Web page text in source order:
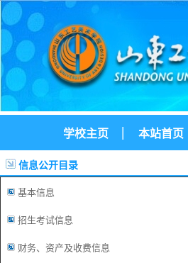
学校主页 | 本站首页
信息公开目录
基本信息
招生考试信息
财务、资产及收费信息